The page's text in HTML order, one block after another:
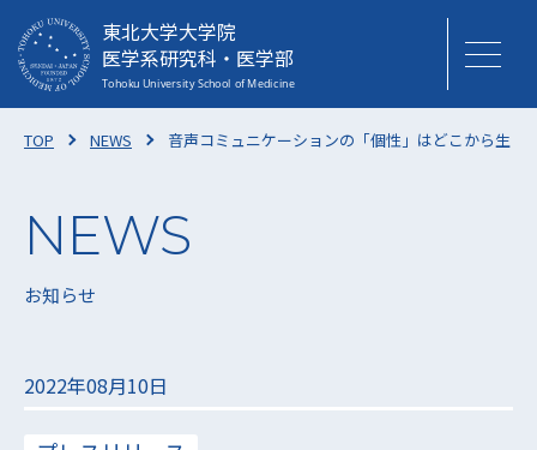
東北大学大学院
医学系研究科・医学部
TOP NEWS 音声コミュニケーションの「個性」はどこから生
お知らせ
2022年08月10日